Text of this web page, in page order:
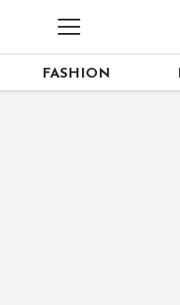
FASHION